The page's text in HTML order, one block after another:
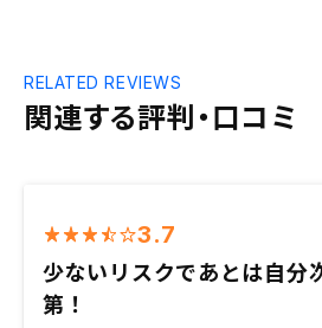
関連する評判・口コミ
RELATED REVIEWS
3.7
少ないリスクであとは自分
第！